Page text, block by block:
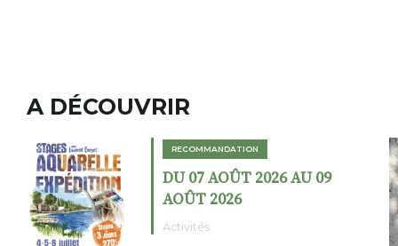
A DÉCOUVRIR
RECOMMANDATION
DU 07 AOÛT 2026 AU 09
AOÛT 2026
Activités